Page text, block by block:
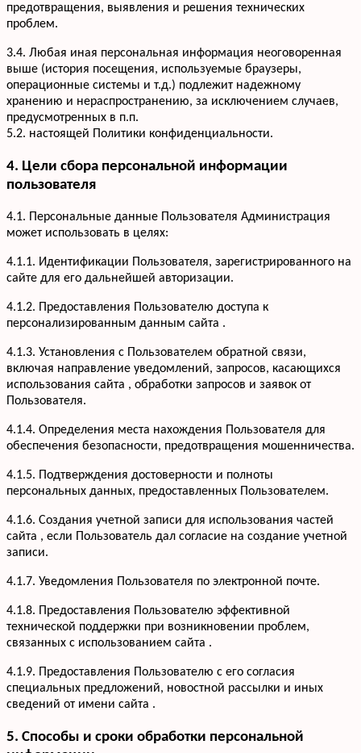
Услуги
Офисная мебель
Шкафы-купе
Гардеробные
Детская мебель
Портфолио
Акции
О компании
Вакансии
Отзывы
Информация
предотвращения, выявления и решения технических
проблем.
3.4. Любая иная персональная информация неоговоренная
выше (история посещения, используемые браузеры,
операционные системы и т.д.) подлежит надежному
хранению и нераспространению, за исключением случаев,
предусмотренных в п.п.
5.2. настоящей Политики конфиденциальности.
4. Цели сбора персональной информации
пользователя
4.1. Персональные данные Пользователя Администрация
может использовать в целях:
4.1.1. Идентификации Пользователя, зарегистрированного на
сайте для его дальнейшей авторизации.
4.1.2. Предоставления Пользователю доступа к
персонализированным данным сайта .
4.1.3. Установления с Пользователем обратной связи,
включая направление уведомлений, запросов, касающихся
использования сайта , обработки запросов и заявок от
Пользователя.
4.1.4. Определения места нахождения Пользователя для
обеспечения безопасности, предотвращения мошенничества.
4.1.5. Подтверждения достоверности и полноты
персональных данных, предоставленных Пользователем.
4.1.6. Создания учетной записи для использования частей
сайта , если Пользователь дал согласие на создание учетной
записи.
4.1.7. Уведомления Пользователя по электронной почте.
4.1.8. Предоставления Пользователю эффективной
технической поддержки при возникновении проблем,
связанных с использованием сайта .
4.1.9. Предоставления Пользователю с его согласия
специальных предложений, новостной рассылки и иных
сведений от имени сайта .
5. Способы и сроки обработки персональной